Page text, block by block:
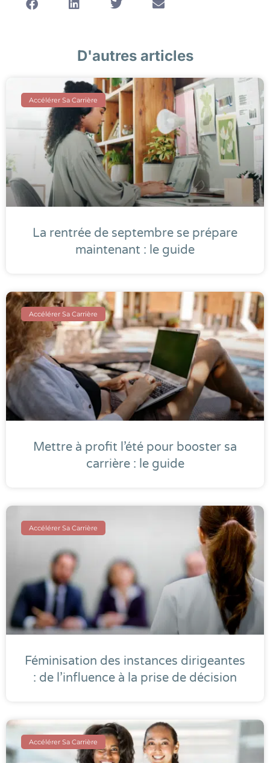
D'autres articles
Accélérer Sa Carrière
La rentrée de septembre se prépare
maintenant : le guide
Accélérer Sa Carrière
Mettre à profit l’été pour booster sa
carrière : le guide
Accélérer Sa Carrière
Féminisation des instances dirigeantes
: de l’influence à la prise de décision
Accélérer Sa Carrière